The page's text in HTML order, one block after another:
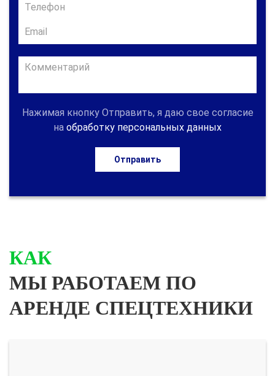
Нажимая кнопку Отправить, я даю свое согласие
на обработку персональных данных
Отправить
КАК
МЫ РАБОТАЕМ ПО
АРЕНДЕ СПЕЦТЕХНИКИ